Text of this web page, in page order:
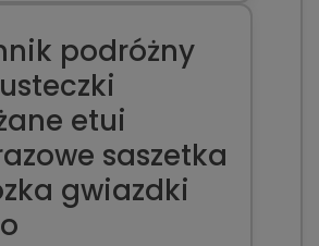
podróżny
etui
saszetka
gwiazdki